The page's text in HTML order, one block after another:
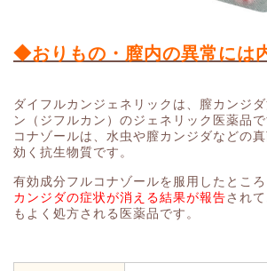
◆おりもの・膣内の異常には
ダイフルカンジェネリックは、膣カンジ
ン（ジフルカン）のジェネリック医薬品
コナゾールは、水虫や膣カンジダなどの
効く抗生物質です。
有効成分フルコナゾールを服用したところ
カンジダの症状が消える結果が報告 され
もよく処方される医薬品です。